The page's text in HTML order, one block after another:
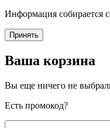
Информация собирается
Принять
Ваша корзина
Вы еще ничего не
Есть промокод?